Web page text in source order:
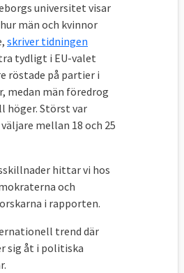
Stärk arbetarnas
rättigheter i EU
Demokrati och miljö är
de viktigaste EU-
frågorna
Bygg det goda EU
Fred och samarbete
i EU-valet 2024 –
universitet visar
män och kvinnor
skriver tidningen
tydligt i EU-valet
röstade på partier i
medan män föredrog
höger. Störst var
mellan 18 och 25
hittar vi hos
och
i rapporten.
trend där
sig åt i politiska